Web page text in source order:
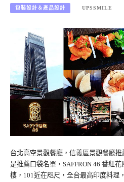
包裝設計＆產品設計 UPSSMILE
台北高空景觀餐廳，信義區景觀餐廳
是推薦口袋名單，SAFFRON 46 番紅
樓，101近在咫尺，全台最高印度料理